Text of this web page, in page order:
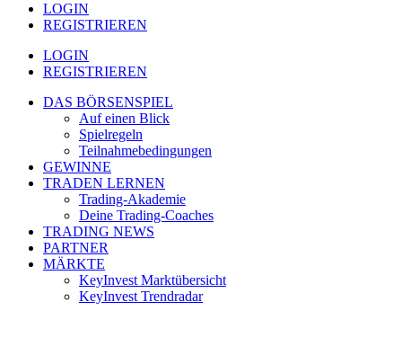
LOGIN
REGISTRIEREN
LOGIN
REGISTRIEREN
DAS BÖRSENSPIEL
Auf einen Blick
Spielregeln
Teilnahmebedingungen
GEWINNE
TRADEN LERNEN
Trading-Akademie
Deine Trading-Coaches
TRADING NEWS
PARTNER
MÄRKTE
KeyInvest Marktübersicht
KeyInvest Trendradar